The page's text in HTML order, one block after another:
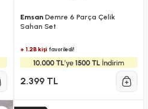
EmsanDemre 6 Parça Çelik
Sahan Set
+ 1.2B kişifavoriledi!
2.399 TL